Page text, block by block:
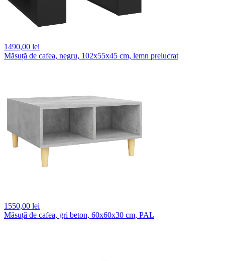
1490,00 lei
Măsuță de cafea, negru, 102x55x45 cm, lemn prelucrat
1550,00 lei
Măsuță de cafea, gri beton, 60x60x30 cm, PAL